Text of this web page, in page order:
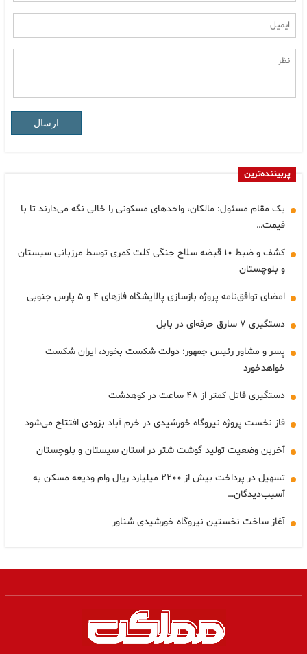
ارسال
پربیننده‌ترین
یک مقام مسئول: مالکان، واحدهای مسکونی را خالی نگه می‌دارند تا با
قیمت…
کشف و ضبط ۱۰ قبضه سلاح جنگی کلت کمری توسط مرزبانی سیستان
و بلوچستان
امضای توافق‌نامه پروژه بازسازی پالایشگاه فازهای ۴ و ۵ پارس جنوبی
دستگیری ۷ سارق حرفه‌ای در بابل
پسر و مشاور رئیس جمهور: دولت شکست بخورد، ایران شکست
خواهدخورد
دستگیری قاتل کمتر از ۴۸ ساعت در کوهدشت
فاز نخست پروژه نیروگاه خورشیدی در خرم آباد بزودی افتتاح می‌شود
آخرین وضعیت تولید گوشت شتر در استان سیستان و بلوچستان
تسهیل در پرداخت بیش از ۲۲۰۰ میلیارد ریال وام ودیعه مسکن به
آسیب‌دیدگان…
آغاز ساخت نخستین نیروگاه خورشیدی شناور